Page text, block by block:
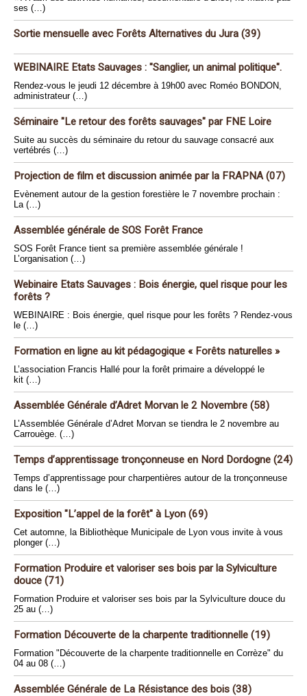
ses (…)
Sortie mensuelle avec Forêts Alternatives du Jura (39)
WEBINAIRE Etats Sauvages : "Sanglier, un animal politique".
Rendez-vous le jeudi 12 décembre à 19h00 avec Roméo BONDON,
administrateur (…)
Séminaire "Le retour des forêts sauvages" par FNE Loire
Suite au succès du séminaire du retour du sauvage consacré aux
vertébrés (…)
Projection de film et discussion animée par la FRAPNA (07)
Evènement autour de la gestion forestière le 7 novembre prochain :
La (…)
Assemblée générale de SOS Forêt France
SOS Forêt France tient sa première assemblée générale !
L’organisation (…)
Webinaire Etats Sauvages : Bois énergie, quel risque pour les
forêts ?
WEBINAIRE : Bois énergie, quel risque pour les forêts ? Rendez-vous
le (…)
Formation en ligne au kit pédagogique « Forêts naturelles »
L’association Francis Hallé pour la forêt primaire a développé le
kit (…)
Assemblée Générale d’Adret Morvan le 2 Novembre (58)
L’Assemblée Générale d’Adret Morvan se tiendra le 2 novembre au
Carrouège. (…)
Temps d’apprentissage tronçonneuse en Nord Dordogne (24)
Temps d’apprentissage pour charpentières autour de la tronçonneuse
dans le (…)
Exposition "L’appel de la forêt" à Lyon (69)
Cet automne, la Bibliothèque Municipale de Lyon vous invite à vous
plonger (…)
Formation Produire et valoriser ses bois par la Sylviculture
douce (71)
Formation Produire et valoriser ses bois par la Sylviculture douce du
25 au (…)
Formation Découverte de la charpente traditionnelle (19)
Formation "Découverte de la charpente traditionnelle en Corrèze" du
04 au 08 (…)
Assemblée Générale de La Résistance des bois (38)